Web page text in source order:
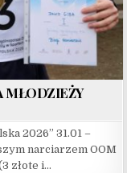
MŁODZIEŻY
2026” 31.01 –
narciarzem OOM
złote i…